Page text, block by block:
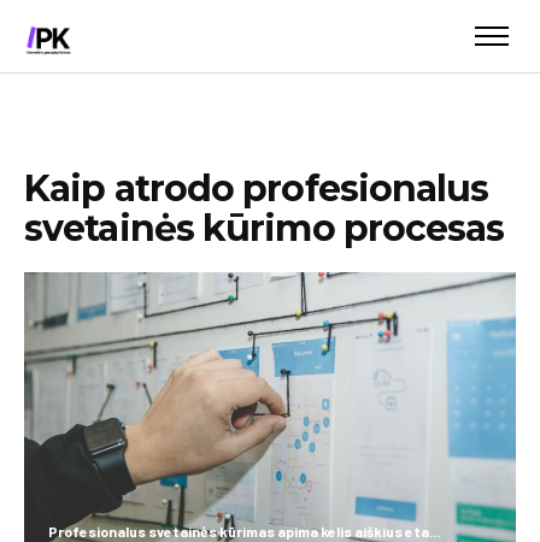
Kaip atrodo profesionalus
svetainės kūrimo procesas